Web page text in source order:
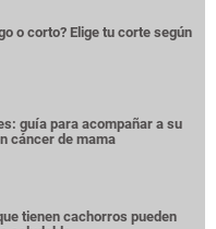
o corto? Elige tu corte según
guía para acompañar a su
cáncer de mama
tienen cachorros pueden